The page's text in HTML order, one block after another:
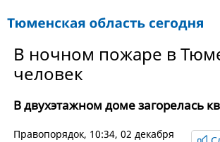
В ночном пожаре в
человек
В двухэтажном доме загорелась
Правопорядок, 10:34, 02 декабря